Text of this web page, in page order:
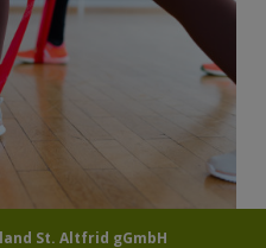
St. Altfrid gGmbH